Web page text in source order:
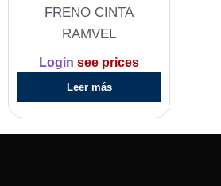
FRENO CINTA
RAMVEL
Login see prices
Leer más